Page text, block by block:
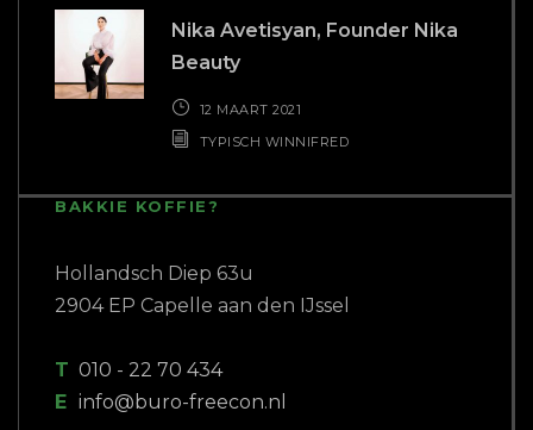
Nika Avetisyan, Founder Nika
Beauty
12 MAART 2021
TYPISCH WINNIFRED
BAKKIE KOFFIE?
Hollandsch Diep 63u
2904 EP Capelle aan den IJssel
T 010 - 22 70 434
E info@buro-freecon.nl